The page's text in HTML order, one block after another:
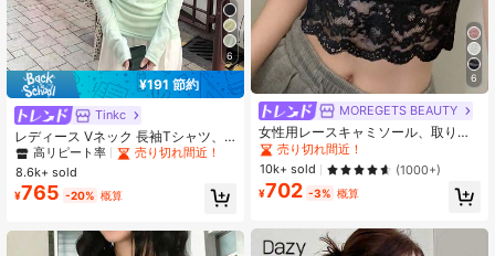
6
¥191 節約
Tinkc
レディース Vネック 長袖Tシャツ、
多用途な日よけレイヤリングトッ
プ、春/夏、UPF 50+
#1 ベストセラー
高リピート率
売り切れ間近！
#1 ベストセラー
に 深いVネック 女性用トップス、ブラウス、Tシャツ
高リピート率
#1 ベストセラー
に 深いVネック 女性用トップス、ブラウス、Tシャツ
高リピート率
#1 ベストセラー
に 深いVネック 女性用トップス、ブラウス、Tシャツ
売り切れ間近！
8.6k+ sold
¥765 -20% 概算
6
MOREGETS BEAUTY
女性用レースキャミソール、取り外
し可能なパッド付き、かわいい&セク
シーな無地インナー、新学期、冬、
クリスマス、春節、カジュアルブラ
ックサマーに適しています、シック&
売り切れ間近！
10k+ sold
(1000+)
¥702 -3% 概算